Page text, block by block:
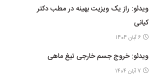
ویدئو: راز یک ویزیت بهینه در مطب دکتر
کیانی
6 آبان 1404
ویدئو: خروج جسم خارجی تیغ ماهی
7 آبان 1404